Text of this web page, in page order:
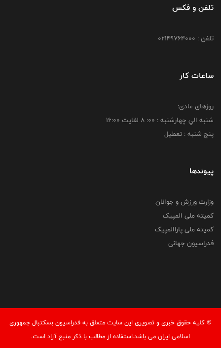
تلفن و فکس
تلفن : 02149764000
ساعات کار
روزهای عادی:
شنبه الي چهارشنبه : 00: 8 لغايت 16:00
پنج شنبه : تعطیل
پیوندها
وزارت ورزش و جوانان
کمیته ملی المپیک
کمیته ملی پاراالمپیک
فدراسیون جهانی
© کليه حقوق خبری و تصويری اين سايت متعلق به فدراسیون بسکتبال جمهوری
اسلامی ایران می باشد.استفاده از مطالب با ذكر منبع آزاد است.